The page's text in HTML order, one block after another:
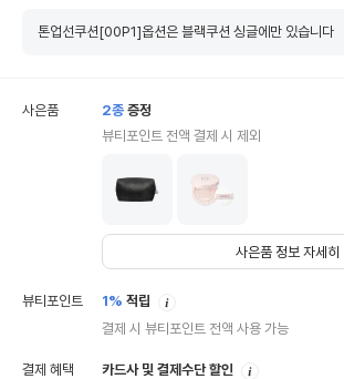
톤업선쿠션[00P1]옵션은 블랙쿠션 싱글에만 있습니다
사은품 2종 증정
뷰티포인트 전액 결제 시 제외
사은품 정보 자세히
뷰티포인트 1% 적립
결제 시 뷰티포인트 전액 사용 가능
결제 혜택 카드사 및 결제수단 할인